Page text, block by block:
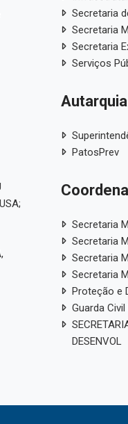
Secretaria
Secretaria
Secretaria
Serviços
PatosPrev
Secretaria
Secretaria
Secretaria
Secretaria
Proteção e
Guarda
DESENVOL